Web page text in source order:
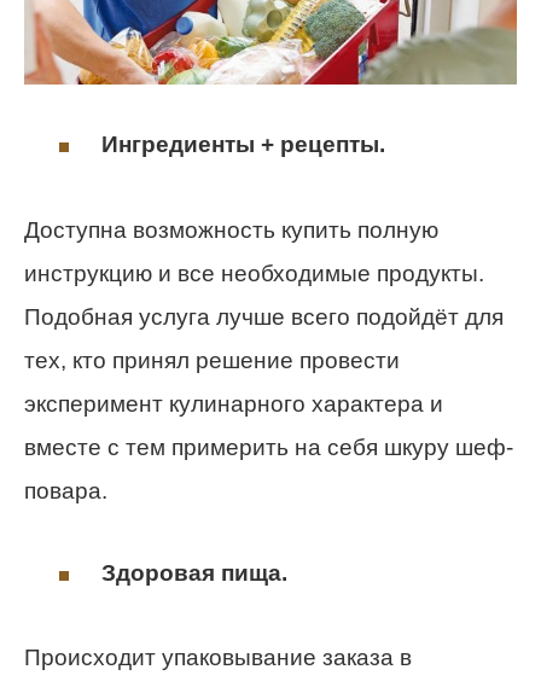
Ингредиенты + рецепты.
Доступна возможность купить полную
инструкцию и все необходимые продукты.
Подобная услуга лучше всего подойдёт для
тех, кто принял решение провести
эксперимент кулинарного характера и
вместе с тем примерить на себя шкуру шеф-
повара.
Здоровая пища.
Происходит упаковывание заказа в